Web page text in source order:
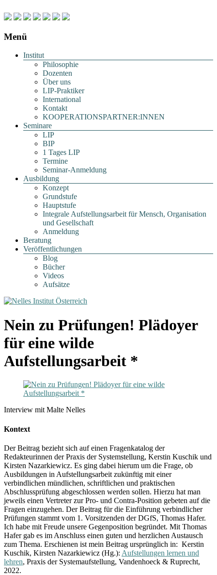
Menü
Institut
Philosophie
Dozenten
Über uns
LIP-Praktiker
International
Kontakt
KOOPERATIONSPARTNER:INNEN
Seminare
LIP
BIP
1 Tages LIP
Termine
Seminar-Anmeldung
Ausbildung
Konzept
Grundstufe
Hauptstufe
Integrale Aufstellungsarbeit für Mensch, Organisation
und Gesellschaft
Anmeldung
Beratung
Veröffentlichungen
Blog
Bücher
Videos
Aufsätze
Nein zu Prüfungen! Plädoyer
für eine wilde
Aufstellungsarbeit *
Interview mit Malte Nelles
Kontext
Der Beitrag bezieht sich auf einen Fragenkatalog der
Redakteurinnen der Praxis der Systemstellung, Kerstin Kuschik und
Kirsten Nazarkiewicz. Es ging dabei hierum um die Frage, ob
Ausbildungen in Aufstellungsarbeit zukünftig mit einer
verbindlichen mündlichen, schriftlichen und praktischen
Abschlussprüfung abgeschlossen werden sollen. Hierzu hat man
jeweils einen Vertreter zur Pro- und Contra-Position gebeten auf die
Fragen einzugehen. Der Beitrag für die Einführung verbindlicher
Prüfungen stammt vom 1. Vorsitzenden der DGfS, Thomas Hafer.
Ich habe mit Freude unsere Gegenposition begründet. Mit Thomas
Hafer gab es im Anschluss einen guten und herzlichen Austausch
zum Thema. Erschienen ist mein Beitrag ursprünglich in: Kerstin
Kuschik, Kirsten Nazarkiewicz (Hg.): Aufstellungen lernen und
lehren, Praxis der Systemaufstellung, Vandenhoeck & Ruprecht,
2022.